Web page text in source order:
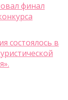
финал
состоялось в